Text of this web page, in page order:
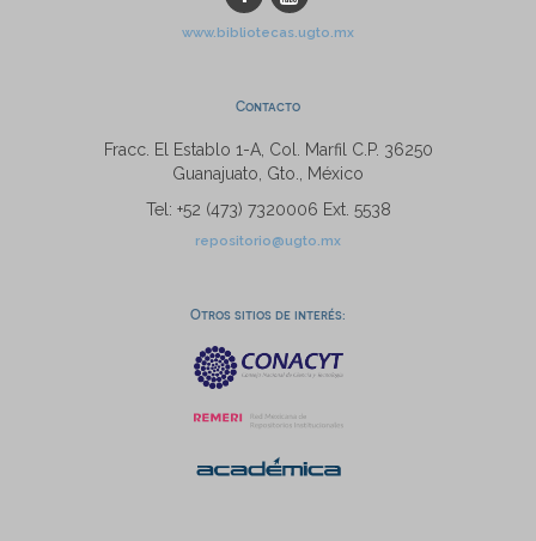
www.bibliotecas.ugto.mx
Contacto
Fracc. El Establo 1-A, Col. Marfil C.P. 36250
Guanajuato, Gto., México
Tel: +52 (473) 7320006 Ext. 5538
repositorio@ugto.mx
Otros sitios de interés: